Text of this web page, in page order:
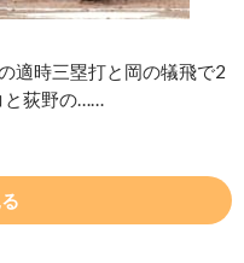
適時三塁打と岡の犠飛で2
と荻野の……